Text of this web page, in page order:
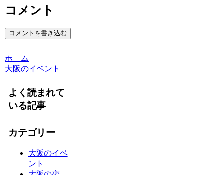
コメント
コメントを書き込む
ホーム
大阪のイベント
よく読まれて
いる記事
カテゴリー
大阪のイベ
ント